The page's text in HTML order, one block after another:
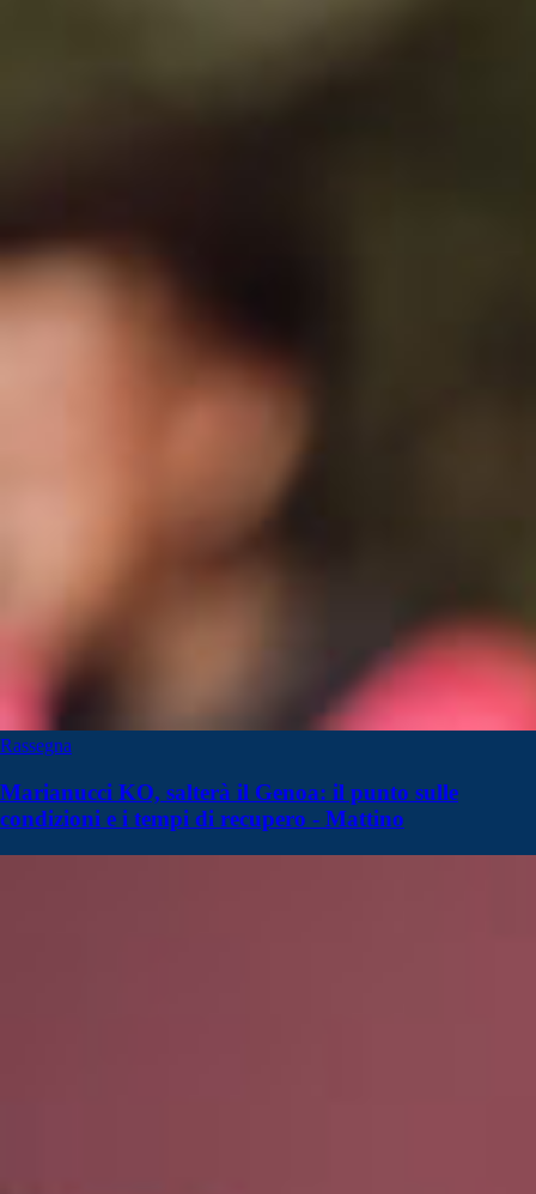
Rassegna
Marianucci KO, salterà il Genoa: il punto sulle
condizioni e i tempi di recupero - Mattino